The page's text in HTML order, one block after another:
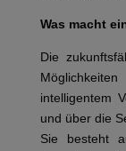
Was macht
Die
intelligentem
und über die
Sie besteht